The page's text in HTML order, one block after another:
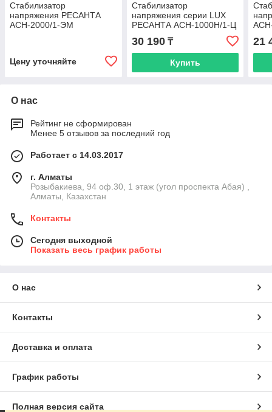
Стабилизатор
напряжения РЕСАНТА
АСН-2000/1-ЭМ
Цену уточняйте
Стабилизатор
напряжения серии LUX
РЕСАНТА АСН-1000Н/1-Ц
30 190₸
Купить
21
О нас
Рейтинг не сформирован
Менее 5 отзывов за последний год
Работает с 14.03.2017
г. Алматы
Розыбакиева, 94 оф.30, 1 этаж (угол проспекта Абая) ,
Алматы, Казахстан
Контакты
Сегодня выходной
Показать весь график работы
О нас
Контакты
Доставка и оплата
График работы
Полная версия сайта